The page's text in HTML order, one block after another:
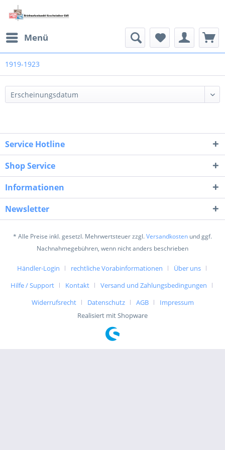
Menü
1919-1923
Service Hotline
Shop Service
Informationen
Newsletter
* Alle Preise inkl. gesetzl. Mehrwertsteuer zzgl.Versandkosten und ggf.
Nachnahmegebühren, wenn nicht anders beschrieben
Händler-Login rechtliche Vorabinformationen
Über uns
Hilfe / Support
Kontakt
Versand und Zahlungsbedingungen
Widerrufsrecht
Datenschutz AGB
Impressum
Realisiert mit Shopware